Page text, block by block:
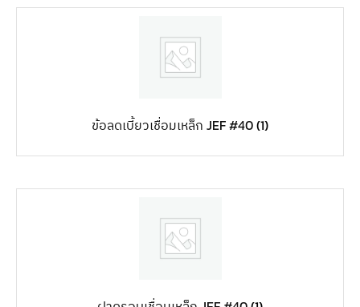
ข้อลดเบี้ยวเชื่อมเหล็ก JEF #40(1)